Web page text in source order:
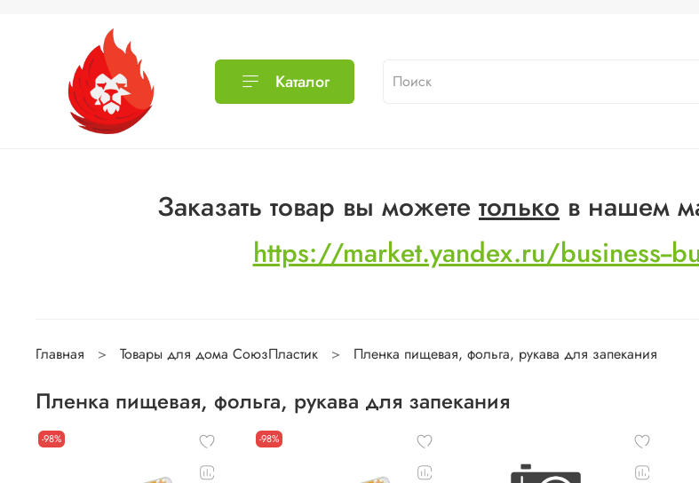
Каталог
Заказать товар вы можете только в нашем
https://market.yandex.ru/business--
Главная Товары для дома СоюзПластик Пленка пищевая, фольга, рукава для запекания
Пленка пищевая, фольга, рукава для запекания
-98% -98%